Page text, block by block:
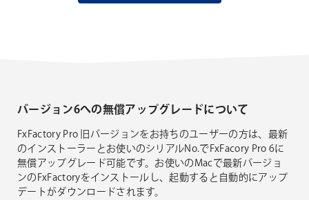
バージョン6への無償アップグレードについて
FxFactory Pro 旧バージョンをお持ちのユーザーの方は、最新
のインストーラーとお使いのシリアルNo.でFxFacory Pro 6に
無償アップグレード可能です。お使いのMacで最新バージョ
ンのFxFactoryをインストールし、起動すると自動的にアップ
デートがダウンロードされます。